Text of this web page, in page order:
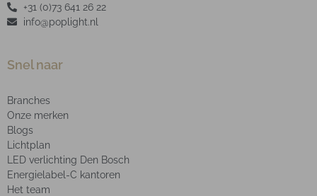
+31 (0)73 641 26 22
info@poplight.nl
Snel naar
Branches
Onze merken
Blogs
Lichtplan
LED verlichting Den Bosch
Energielabel-C kantoren
Het team